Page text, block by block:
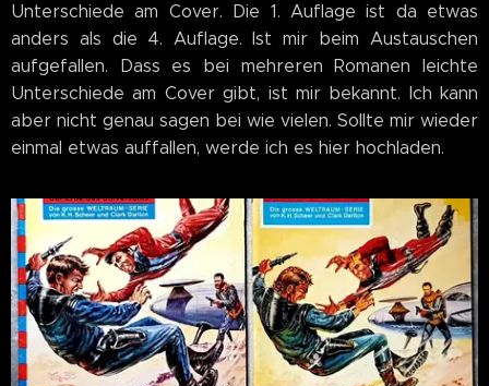
Unterschiede am Cover. Die 1. Auflage ist da etwas
anders als die 4. Auflage. Ist mir beim Austauschen
aufgefallen. Dass es bei mehreren Romanen leichte
Unterschiede am Cover gibt, ist mir bekannt. Ich kann
aber nicht genau sagen bei wie vielen. Sollte mir wieder
einmal etwas auffallen, werde ich es hier hochladen.